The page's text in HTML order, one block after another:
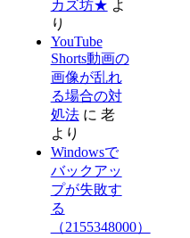
カズ坊★ よ
り
YouTube
Shorts動画の
画像が乱れ
る場合の対
処法に 老
より
Windowsで
バックアッ
プが失敗す
る
（2155348000）